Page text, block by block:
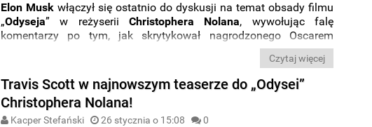
Elon Musk włączył się ostatnio do dyskusji na temat obsady filmu
„Odyseja” w reżyseriiChristophera Nolana, wywołując falę
komentarzy po tym, jak skrytykował nagrodzonego Oscarem
Heleny.
Czytaj więcej
Travis Scott w najnowszym teaserze do „Odysei”
Christophera Nolana!
Kacper Stefański 26 stycznia o 15:08 0